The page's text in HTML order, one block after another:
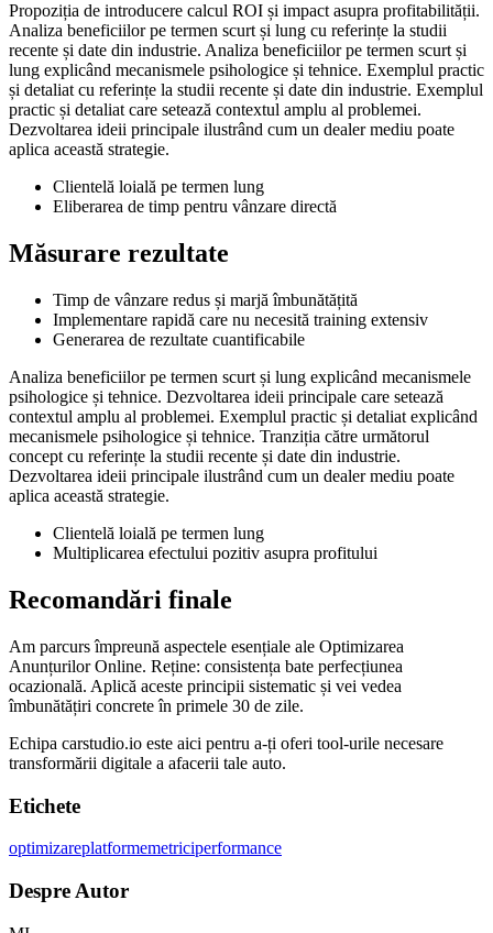
Propoziția de introducere calcul ROI și impact asupra profitabilității.
Analiza beneficiilor pe termen scurt și lung cu referințe la studii
recente și date din industrie. Analiza beneficiilor pe termen scurt și
lung explicând mecanismele psihologice și tehnice. Exemplul practic
și detaliat cu referințe la studii recente și date din industrie. Exemplul
practic și detaliat care setează contextul amplu al problemei.
Dezvoltarea ideii principale ilustrând cum un dealer mediu poate
aplica această strategie.
Clientelă loială pe termen lung
Eliberarea de timp pentru vânzare directă
Măsurare rezultate
Timp de vânzare redus și marjă îmbunătățită
Implementare rapidă care nu necesită training extensiv
Generarea de rezultate cuantificabile
Analiza beneficiilor pe termen scurt și lung explicând mecanismele
psihologice și tehnice. Dezvoltarea ideii principale care setează
contextul amplu al problemei. Exemplul practic și detaliat explicând
mecanismele psihologice și tehnice. Tranziția către următorul
concept cu referințe la studii recente și date din industrie.
Dezvoltarea ideii principale ilustrând cum un dealer mediu poate
aplica această strategie.
Clientelă loială pe termen lung
Multiplicarea efectului pozitiv asupra profitului
Recomandări finale
Am parcurs împreună aspectele esențiale ale Optimizarea
Anunțurilor Online. Reține: consistența bate perfecțiunea
ocazională. Aplică aceste principii sistematic și vei vedea
îmbunătățiri concrete în primele 30 de zile.
Echipa carstudio.io este aici pentru a-ți oferi tool-urile necesare
transformării digitale a afacerii tale auto.
Etichete
optimizareplatformemetriciperformance
Despre Autor